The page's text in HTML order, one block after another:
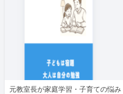
元教室長が家庭学習・子育ての悩み